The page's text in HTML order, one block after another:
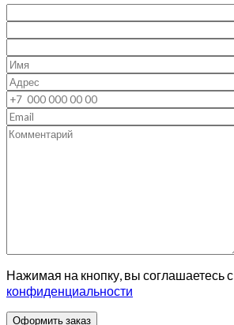
Нажимая на кнопку, вы соглашаетесь с
конфиденциальности